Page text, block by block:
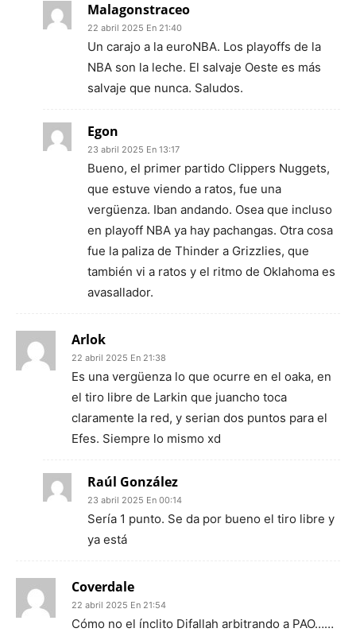
Malagonstraceo
22 abril 2025 En 21:40
Un carajo a la euroNBA. Los playoffs de la
NBA son la leche. El salvaje Oeste es más
salvaje que nunca. Saludos.
Egon
23 abril 2025 En 13:17
Bueno, el primer partido Clippers Nuggets,
que estuve viendo a ratos, fue una
vergüenza. Iban andando. Osea que incluso
en playoff NBA ya hay pachangas. Otra cosa
fue la paliza de Thinder a Grizzlies, que
también vi a ratos y el ritmo de Oklahoma es
avasallador.
Arlok
22 abril 2025 En 21:38
Es una vergüenza lo que ocurre en el oaka, en
el tiro libre de Larkin que juancho toca
claramente la red, y serian dos puntos para el
Efes. Siempre lo mismo xd
Raúl González
23 abril 2025 En 00:14
Sería 1 punto. Se da por bueno el tiro libre y
ya está
Coverdale
22 abril 2025 En 21:54
Cómo no el ínclito Difallah arbitrando a PAO……